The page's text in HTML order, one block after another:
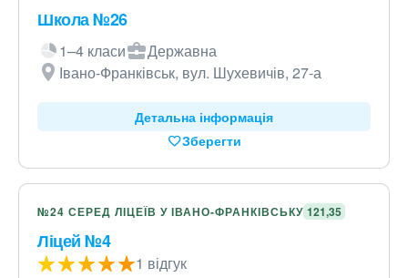
Школа №26
1–4 класи
Державна
Івано-Франківськ, вул. Шухевичів, 27-а
Детальна інформація
Зберегти
№24 СЕРЕД ЛІЦЕЇВ У ІВАНО-ФРАНКІВСЬКУ 121,35
Ліцей №4
1 відгук